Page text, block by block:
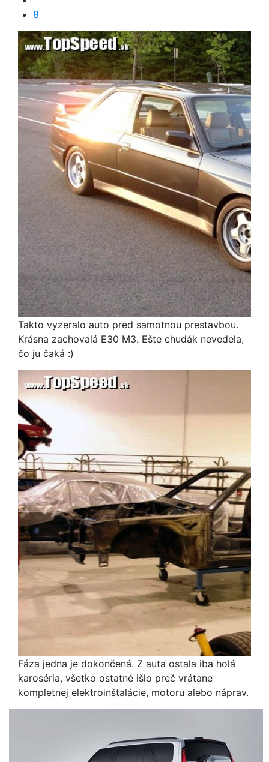
8
Takto vyzeralo auto pred samotnou prestavbou.
Krásna zachovalá E30 M3. Ešte chudák nevedela,
čo ju čaká :)
Fáza jedna je dokončená. Z auta ostala iba holá
karoséria, všetko ostatné išlo preč vrátane
kompletnej elektroinštalácie, motoru alebo náprav.